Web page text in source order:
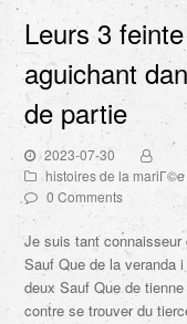
Leurs 3
aguichant
de partie
2023-07-30
histoires de la
0 Comments
Je suis tant connaisseur
Sauf Que de la veranda
deux Sauf Que de
contre se trouver du